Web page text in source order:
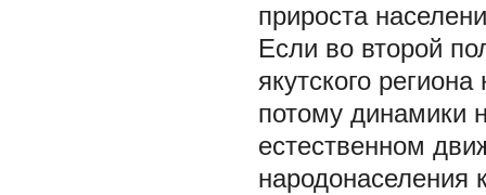
прироста
Если во второй
якутского
потому динамики
естественном
народонаселения